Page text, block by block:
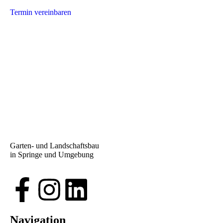
Termin vereinbaren
Garten- und Landschaftsbau
in Springe und Umgebung
Navigation